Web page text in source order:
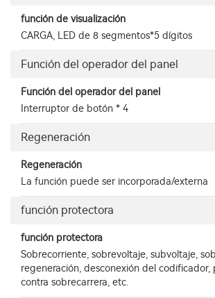
función de visualización
CARGA, LED de 8 segmentos*5 dígitos
Función del operador del panel
Función del operador del panel
Interruptor de botón * 4
Regeneración
Regeneración
La función puede ser incorporada/externa
función protectora
función protectora
Sobrecorriente, sobrevoltaje, subvoltaje,
regeneración, desconexión del codificador,
contra sobrecarrera, etc.